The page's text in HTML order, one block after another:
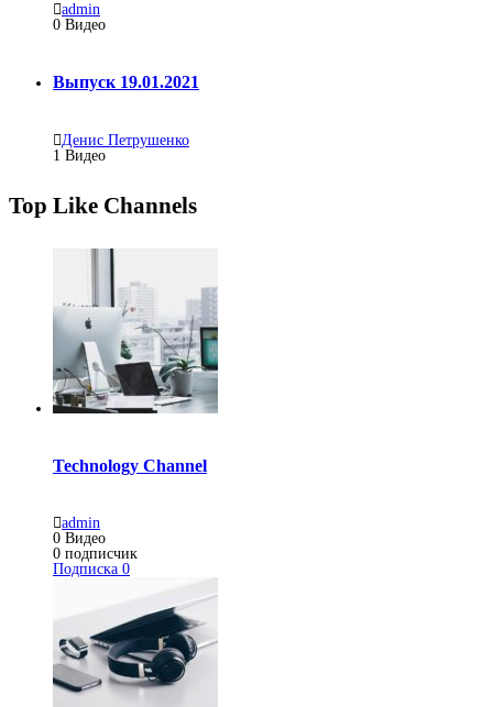
admin
0 Видео
Выпуск 19.01.2021
Денис Петрушенко
1 Видео
Top Like Channels
Technology Channel
admin
0 Видео
0 подписчик
Подписка 0